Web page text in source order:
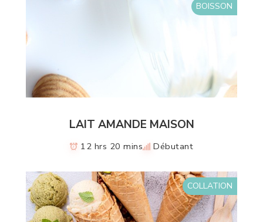
BOISSON
LAIT AMANDE MAISON
12 hrs 20 mins Débutant
COLLATION